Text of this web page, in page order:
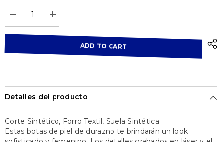
Decrease
quantity
for
vaquera
Increase
quantity
vaquera
ADD TO CART
Detalles del producto
Corte Sintético, Forro Textil, Suela Sintética
Estas botas de piel de durazno te brindarán un look